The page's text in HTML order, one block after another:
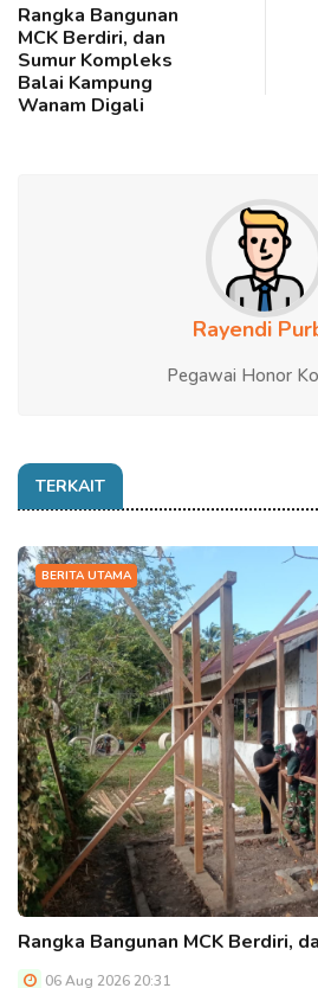
Rangka Bangunan
MCK Berdiri, dan
Sumur Kompleks
Balai Kampung
Wanam Digali
Rayendi
Pegawai Honor
TERKAIT
BERITA UTAMA
Rangka Bangunan MCK Berdiri,
06 Aug 2026 20:31